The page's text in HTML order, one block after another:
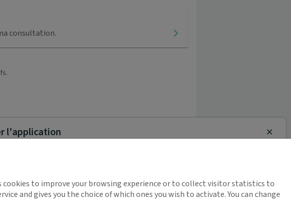
consultation.
l'application
!
Close
cookies to improve your browsing experience or to collect visitor statistics to
and gives you the choice of which ones you wish to activate. You can change